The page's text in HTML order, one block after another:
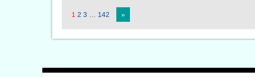
1 2 3 142 »